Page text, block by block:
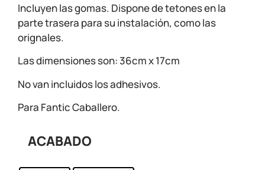
Incluyen las gomas. Dispone de tetones en la
parte trasera para su instalación, como las
orignales.
Las dimensiones son: 36cm x 17cm
No van incluidos los adhesivos.
Para Fantic Caballero.
ACABADO